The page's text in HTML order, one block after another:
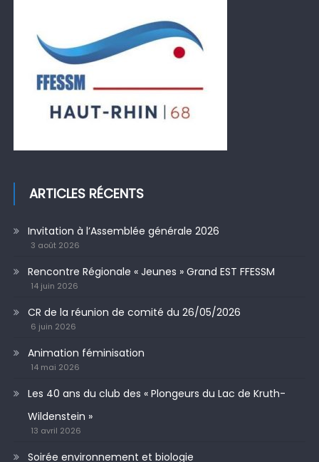
ARTICLES RÉCENTS
Invitation à l’Assemblée générale 2026
3 août 2026
Rencontre Régionale « Jeunes » Grand EST FFESSM
14 juin 2026
CR de la réunion de comité du 26/05/2026
6 juin 2026
Animation féminisation
14 mai 2026
Les 40 ans du club des « Plongeurs du Lac de Kruth-
Wildenstein »
13 avril 2026
Soirée environnement et biologie